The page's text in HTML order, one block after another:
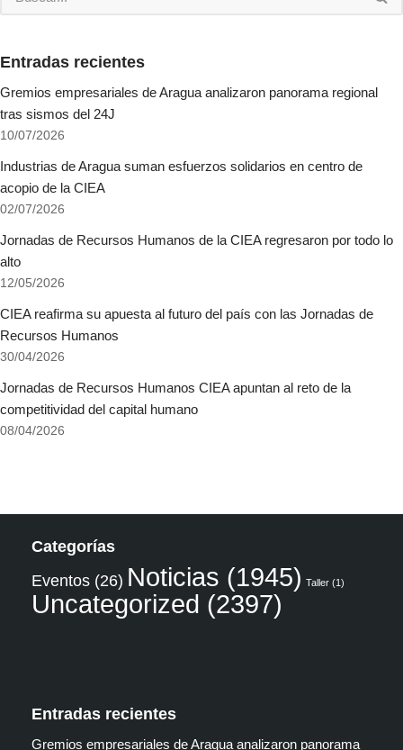
Entradas recientes
Gremios empresariales de Aragua analizaron panorama regional
tras sismos del 24J
10/07/2026
Industrias de Aragua suman esfuerzos solidarios en centro de
acopio de la CIEA
02/07/2026
Jornadas de Recursos Humanos de la CIEA regresaron por todo lo
alto
12/05/2026
CIEA reafirma su apuesta al futuro del país con las Jornadas de
Recursos Humanos
30/04/2026
Jornadas de Recursos Humanos CIEA apuntan al reto de la
competitividad del capital humano
08/04/2026
Categorías
Eventos (26) Noticias (1945) Taller (1)
Uncategorized (2397)
Entradas recientes
Gremios empresariales de Aragua analizaron panorama